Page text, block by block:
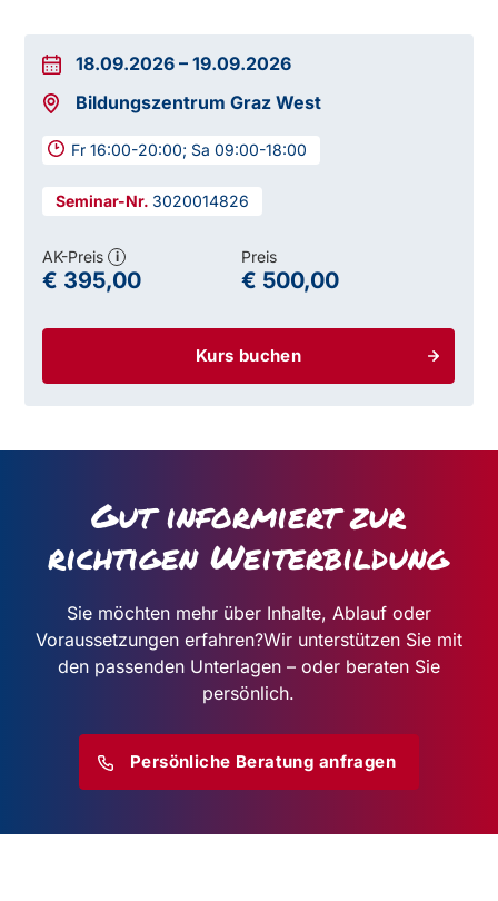
18.09.2026 –19.09.2026
Bildungszentrum Graz West
Fr 16:00-20:00; Sa 09:00-18:00
3020014826
Kurs buchen
AK-Preis i
€ 395,00
Preis
€ 500,00
Gut informiert zur
richtigen Weiterbildung
Sie möchten mehr über Inhalte, Ablauf oder
Voraussetzungen erfahren?Wir unterstützen Sie mit
den passenden Unterlagen – oder beraten Sie
persönlich.
Persönliche Beratung anfragen